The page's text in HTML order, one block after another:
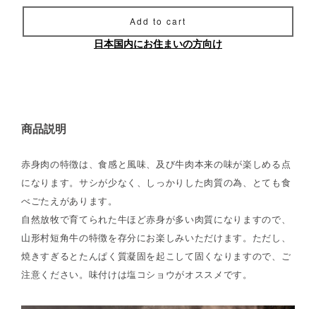
Add to cart
日本国内にお住まいの方向け
商品説明
赤身肉の特徴は、食感と風味、及び牛肉本来の味が楽しめる点
になります。サシが少なく、しっかりした肉質の為、とても食
べごたえがあります。
自然放牧で育てられた牛ほど赤身が多い肉質になりますので、
山形村短角牛の特徴を存分にお楽しみいただけます。ただし、
焼きすぎるとたんぱく質凝固を起こして固くなりますので、ご
注意ください。味付けは塩コショウがオススメです。